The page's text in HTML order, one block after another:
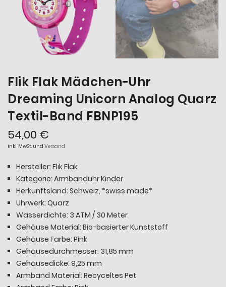
Flik Flak Mädchen-Uhr
Dreaming Unicorn Analog Quarz
Textil-Band FBNP195
54,00 €
inkl. MwSt. und Versand
Hersteller: Flik Flak
Kategorie: Armbanduhr Kinder
Herkunftsland: Schweiz, *swiss made*
Uhrwerk: Quarz
Wasserdichte: 3 ATM / 30 Meter
Gehäuse Material: Bio-basierter Kunststoff
Gehäuse Farbe: Pink
Gehäusedurchmesser: 31,85 mm
Gehäusedicke: 9,25 mm
Armband Material: Recyceltes Pet